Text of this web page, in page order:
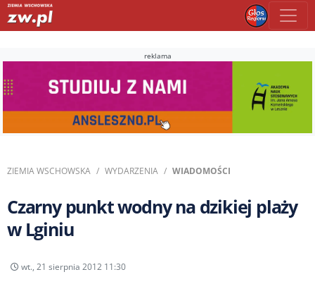
reklama
ZIEMIA WSCHOWSKA WYDARZENIA WIADOMOŚCI
Czarny punkt wodny na dzikiej plaży
w Lginiu
wt., 21 sierpnia 2012 11:30